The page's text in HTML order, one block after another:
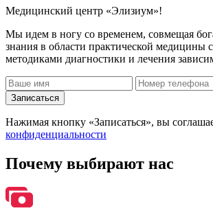
Медицинский центр «Элизиум»!
Мы идем в ногу со временем, совмещая
знания в области практической медицины
методиками диагностики и лечения
Записаться
Нажимая кнопку «Записаться», вы
конфиденциальности
Почему выбирают нас